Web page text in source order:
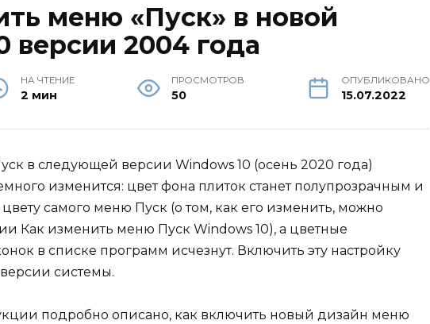
меню «Пуск» в новой
версии 2004 года
НА ЧТЕНИЕ
2 мин
ПРОСМОТРОВ
50
ОПУБЛИКОВАНО
15.07.2022
в следующей версии Windows 10 (осень 2020 года)
изменится: цвет фона плиток станет полупрозрачным и
цвету самого меню Пуск (о том, как его изменить, можно
Как изменить меню Пуск Windows 10), а цветные
в списке программ исчезнут. Включить эту настройку
системы.
подробно описано, как включить новый дизайн меню